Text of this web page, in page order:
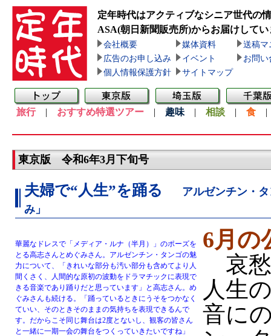
定年時代はアクティブなシニア世代の
ASA(朝日新聞販売所)からお届けしてい
会社概要 媒体資料
送稿マ
広告のお申し込み
イベント
お問い
個人情報保護方針
サイトマップ
旅行| おすすめ特選ツアー | 趣味 | 相談 | 食
東京版 令和6年3月下旬号
夫婦で“人生”を踊る
アルゼンチン・
み」
華麗なドレスで「メディア・ルナ（半月）」のポーズを
とる高志さんとめぐみさん。アルゼンチン・タンゴの魅
力について、「きれいな部分も汚い部分も含めてより人
間くさく、人間的な原初の波動をドラマチックに表現で
きる音楽であり踊りだと思っています」と高志さん。め
ぐみさんも続ける。「踊っているときにうそをつかなく
ていい、そのときそのままの気持ちを表現できるんで
す。だからこそ同じ舞台は2度とないし、観客の皆さん
と一緒に一期一会の舞台をつくっていきたいですね」
6月の
哀愁
人生
音に